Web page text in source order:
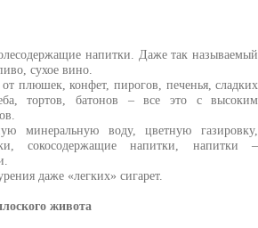
напитки. Даже так называемый
сухое вино.
плюшек, конфет, пирогов, печенья, сладких
тортов, батонов – все это с высоким
минеральную воду, цветную газировку,
сокосодержащие напитки, напитки –
даже «легких» сигарет.
живота